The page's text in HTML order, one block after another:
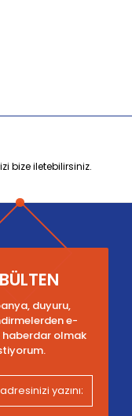
bize iletebilirsiniz.
duyuru,
e-
olmak